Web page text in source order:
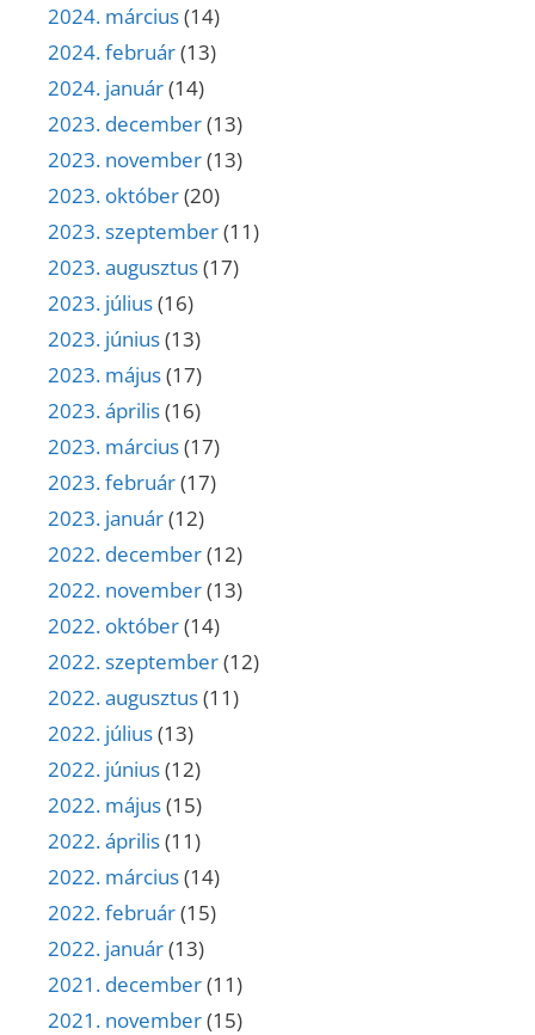
2024. március(14)
2024. február(13)
2024. január(14)
2023. december(13)
2023. november(13)
2023. október(20)
2023. szeptember(11)
2023. augusztus(17)
2023. július(16)
2023. június(13)
2023. május(17)
2023. április(16)
2023. március(17)
2023. február(17)
2023. január(12)
2022. december(12)
2022. november(13)
2022. október(14)
2022. szeptember(12)
2022. augusztus(11)
2022. július(13)
2022. június(12)
2022. május(15)
2022. április(11)
2022. március(14)
2022. február(15)
2022. január(13)
2021. december(11)
2021. november(15)